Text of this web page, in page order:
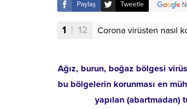
Paylaş Tweetle
1 | 12 Corona virüsten nasıl
Ağız, burun, boğaz bölgesi
bu bölgelerin korunması en
yapılan (abartmadan)